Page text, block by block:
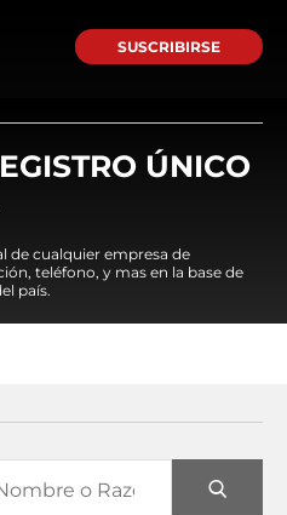
SUSCRIBIRSE
ÚNICO
de cualquier empresa de
teléfono, y mas en la base de
país.